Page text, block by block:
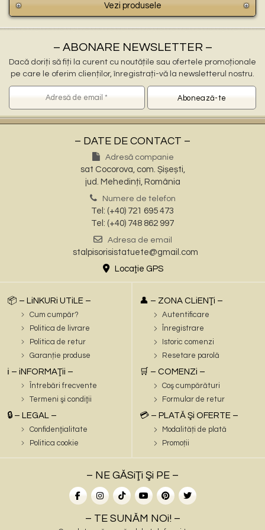
Vezi produsele
– ABONARE NEWSLETTER –
Dacă doriți să fiți la curent cu noutățile sau ofertele promoționale
pe care le oferim clienților, înregistrați-vă la newsletterul nostru.
– DATE DE CONTACT –
Adresă companie
sat Cocorova, com. Șișești,
jud. Mehedinți, România
Numere de telefon
Tel: (+40) 721 695 473
Tel: (+40) 748 862 997
Adresa de email
stalpisorisistatuete@gmail.com
Locaţie GPS
📦 – LiNKURi UTiLE –
Cum cumpăr?
Politica de livrare
Politica de retur
Garanție produse
ℹ️ – iNFORMAŢii –
Întrebări frecvente
Termeni şi condiţii
🔒 – LEGAL –
Confidenţialitate
Politica cookie
👤 – ZONA CLiENŢi –
Autentificare
Înregistrare
Istoric comenzi
Resetare parolă
🛒 – COMENZi –
Coş cumpărături
Formular de retur
💳 – PLATĂ Şi OFERTE –
Modalități de plată
Promoții
– NE GĂSiŢi Şi PE –
– TE SUNĂM NOi! –